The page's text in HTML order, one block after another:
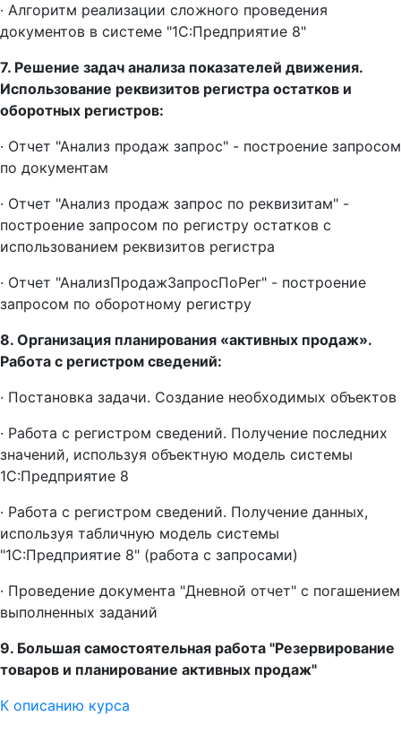
· Алгоритм реализации сложного проведения
документов в системе "1С:Предприятие 8"
7. Решение задач анализа показателей движения.
Использование реквизитов регистра остатков и
оборотных регистров:
· Отчет "Анализ продаж запрос" - построение запросом
по документам
· Отчет "Анализ продаж запрос по реквизитам" -
построение запросом по регистру остатков с
использованием реквизитов регистра
· Отчет "АнализПродажЗапросПоРег" - построение
запросом по оборотному регистру
8. Организация планирования «активных продаж».
Работа с регистром сведений:
· Постановка задачи. Создание необходимых объектов
· Работа с регистром сведений. Получение последних
значений, используя объектную модель системы
1С:Предприятие 8
· Работа с регистром сведений. Получение данных,
используя табличную модель системы
"1С:Предприятие 8" (работа с запросами)
· Проведение документа "Дневной отчет" с погашением
выполненных заданий
9. Большая самостоятельная работа "Резервирование
товаров и планирование активных продаж"
К описанию курса